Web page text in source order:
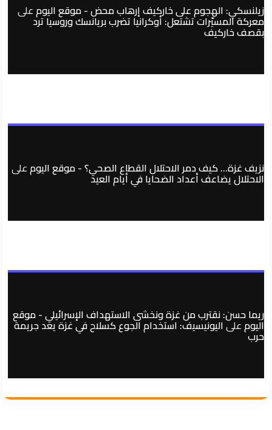
زيلنسكي: الهجوم على خاركيف إرهاب محض - موقع اليومعلى
معركة المسيّرات تشتعل: أوكرانيا تضرب بريانسك وروسيا ترد
بقصف خاركيف
نزيف غزة… كيف دمر الاحتلال القطاع الصحي؟ - موقع اليومعلى
الاحتلال يضاعف أعداد الضحايا في أيام العيد
ريما حسن: نقترب من غزة ونخشى الاستهداف الإسرائيلي - موقع
اليومعلىاليونيسيف: استخدام الجوع كسلاح في غزة يعد جريمة
حرب